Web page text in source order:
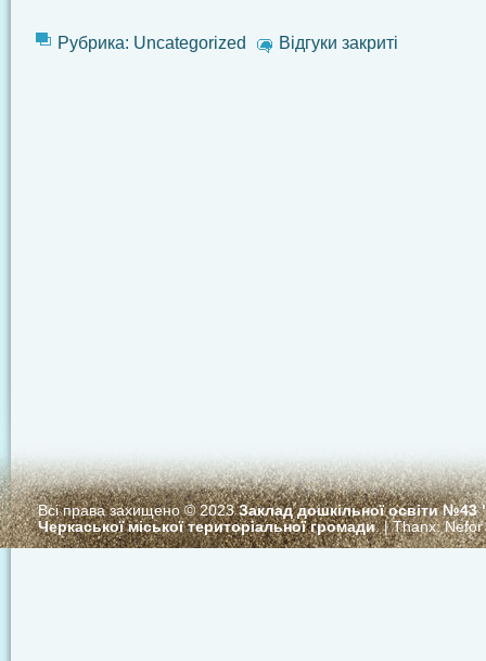
Рубрика: Uncategorized Відгуки закриті
Всі права захищено © 2023Заклад дошкільної освіти
Черкаської міської територіальної громади. | Thanx:Nefor